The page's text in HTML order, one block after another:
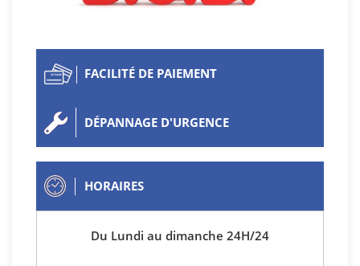
FACILITÉ DE PAIEMENT
DÉPANNAGE D'URGENCE
HORAIRES
Du Lundi au dimanche 24H/24